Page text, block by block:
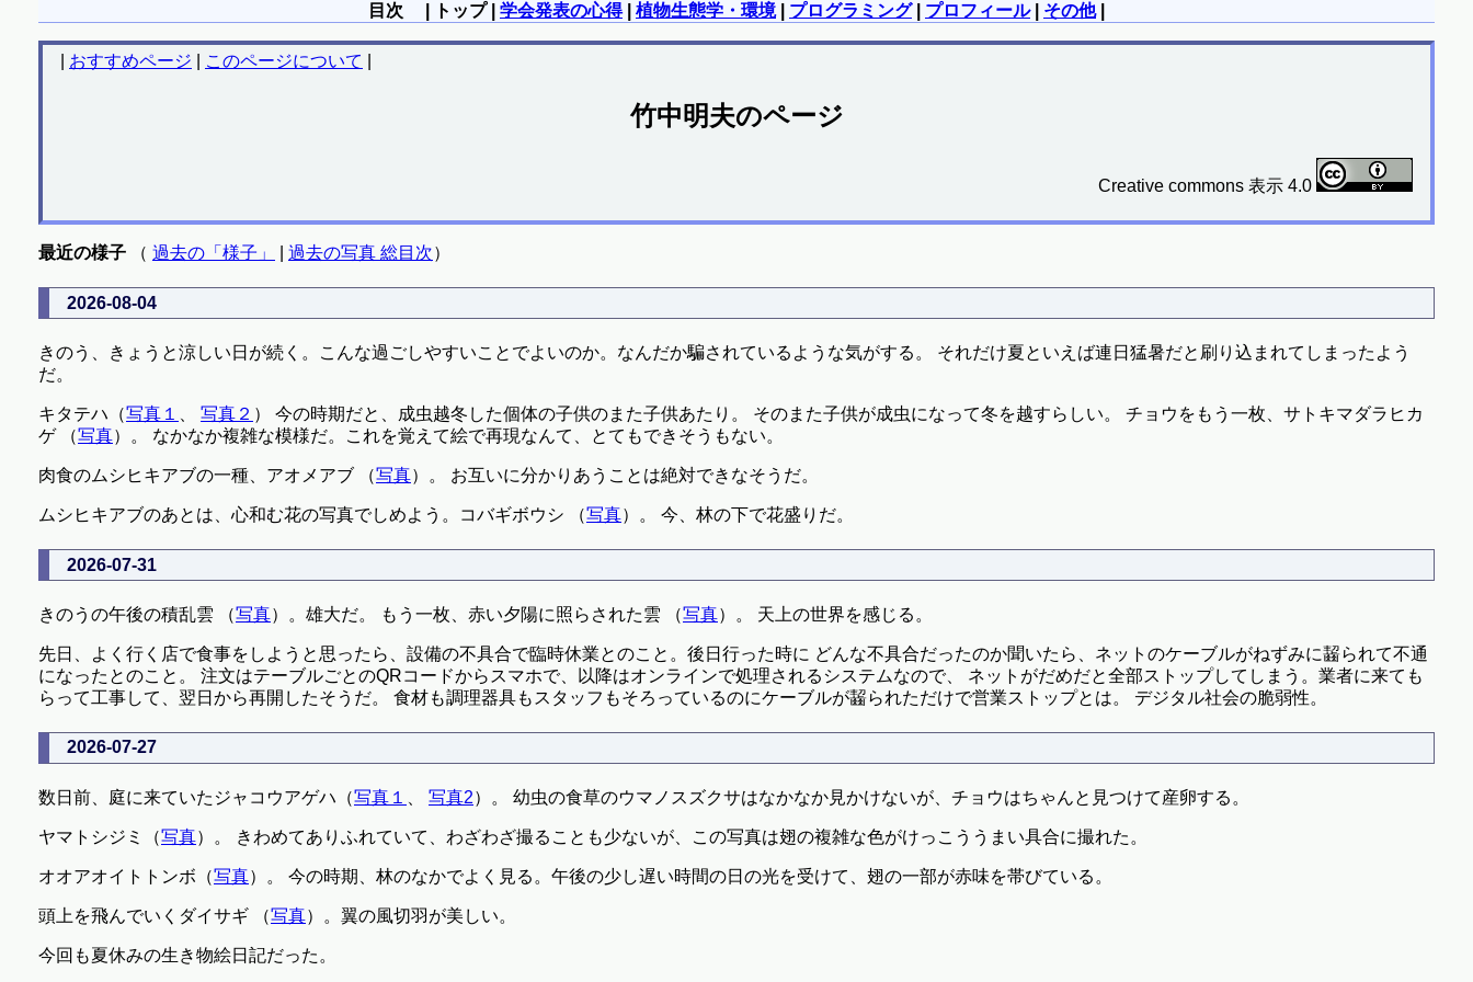
目次 | トップ | 学会発表の心得| 植物生態学・環境| プログラミング| プロフィール| その他|
おすすめページ このページについて
竹中明夫のページ
Creative commons 表示 4.0
最近の様子 （ 過去の「様子」 過去の写真 総目次）
2026-08-04
きのう、きょうと涼しい日が続く。こんな過ごしやすいことでよいのか。なんだか騙されているような気がする。 それだけ夏といえば連日猛暑だと刷り込まれてしまったよう
だ。
キタテハ（写真１ 写真２ ） 今の時期だと、成虫越冬した個体の子供のまた子供あたり。 そのまた子供が成虫になって冬を越すらしい。 チョウをもう一枚、サトキマダラヒカ
ゲ （写真）。 なかなか複雑な模様だ。これを覚えて絵で再現なんて、とてもできそうもない。
肉食のムシヒキアブの一種、アオメアブ （写真）。 お互いに分かりあうことは絶対できなそうだ。
ムシヒキアブのあとは、心和む花の写真でしめよう。コバギボウシ （写真）。 今、林の下で花盛りだ。
2026-07-31
きのうの午後の積乱雲 （写真）。雄大だ。 もう一枚、赤い夕陽に照らされた雲 （写真）。 天上の世界を感じる。
先日、よく行く店で食事をしようと思ったら、設備の不具合で臨時休業とのこと。後日行った時に どんな不具合だったのか聞いたら、ネットのケーブルがねずみに齧られて不通
になったとのこと。 注文はテーブルごとのQRコードからスマホで、以降はオンラインで処理されるシステムなので、 ネットがだめだと全部ストップしてしまう。業者に来ても
らって工事して、翌日から再開したそうだ。 食材も調理器具もスタッフもそろっているのにケーブルが齧られただけで営業ストップとは。 デジタル社会の脆弱性。
2026-07-27
数日前、庭に来ていたジャコウアゲハ（写真１ 写真2）。 幼虫の食草のウマノスズクサはなかなか見かけないが、チョウはちゃんと見つけて産卵する。
ヤマトシジミ（写真）。 きわめてありふれていて、わざわざ撮ることも少ないが、この写真は翅の複雑な色がけっこううまい具合に撮れた。
オオアオイトトンボ（写真）。 今の時期、林のなかでよく見る。午後の少し遅い時間の日の光を受けて、翅の一部が赤味を帯びている。
頭上を飛んでいくダイサギ （写真）。翼の風切羽が美しい。
今回も夏休みの生き物絵日記だった。